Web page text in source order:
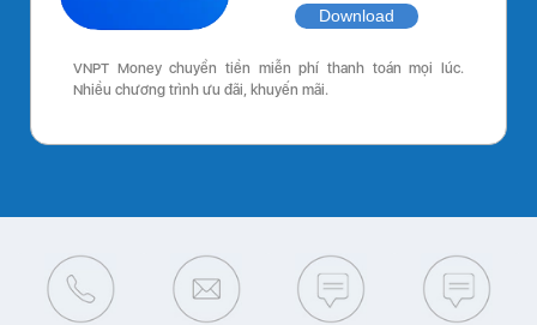
Download
VNPT Money chuyển tiền miễn phí thanh toán mọi lúc.
Nhiều chương trình ưu đãi, khuyến mãi.